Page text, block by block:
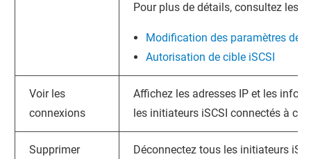
Pour plus de détails, consultez les
Modification des paramètres de
Autorisation de cible iSCSI
Voir les
connexions
Affichez les adresses IP et les
les initiateurs iSCSI connectés à
Supprimer Déconnectez tous les initiateurs